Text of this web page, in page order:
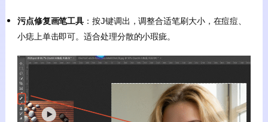
污点修复画笔工具 ：按J键调出，调整合适笔刷大小，在痘痘、
小痣上单击即可。适合处理分散的小瑕疵。